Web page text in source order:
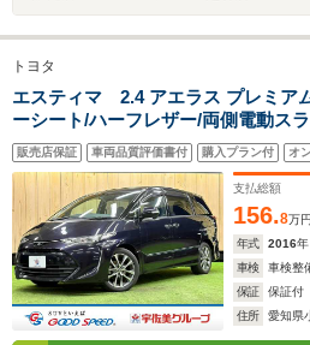
トヨタ
エスティマ 2.4 アエラス プレミア
ーシート/ハーフレザー/両側電動ス
レーキ/バックカメラ/クルーズコン
アシスト/LEDヘッドライト/ETC
販売店保証 車両品質評価書付 購入プラン付 オ
支払総額
156.8万円
年式
2016年
車検
車検整
保証
保証付
住所
愛知県